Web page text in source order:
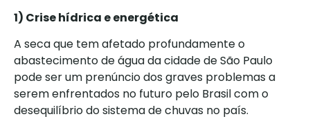
1) Crise hídrica e energética
A seca que tem afetado profundamente o
abastecimento de água da cidade de São Paulo
pode ser um prenúncio dos graves problemas a
serem enfrentados no futuro pelo Brasil com o
desequilíbrio do sistema de chuvas no país.